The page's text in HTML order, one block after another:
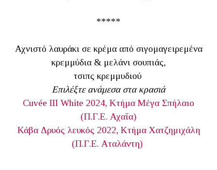
*****
Αχνιστό λαυράκι σε κρέμα από σιγομαγειρεμένα
κρεμμύδια & μελάνι σουπιάς,
τσιπς κρεμμυδιού
Επιλέξτε ανάμεσα στα κρασιά
Cuvée III White 2024, Κτήμα Μέγα Σπήλαιο
(Π.Γ.Ε. Αχαΐα)
Κάβα Δρυός λευκός 2022, Κτήμα Χατζημιχάλη
(Π.Γ.Ε. Αταλάντη)